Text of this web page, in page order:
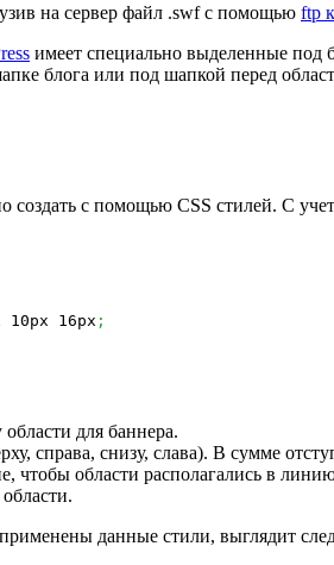
на сервер файл .swf с помощью ftp
имеет специально выделенные под
блога или под шапкой перед
с помощью CSS стилей. С
10px 16px ;
для баннера.
справа, снизу, слава). В сумме
чтобы области располагались в
данные стили, выглядит